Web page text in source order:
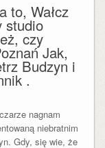
to, Wałcz
studio
czy
Jak,
Budzyn i
.
nagnam
niebratnim
Gdy, się wie, że